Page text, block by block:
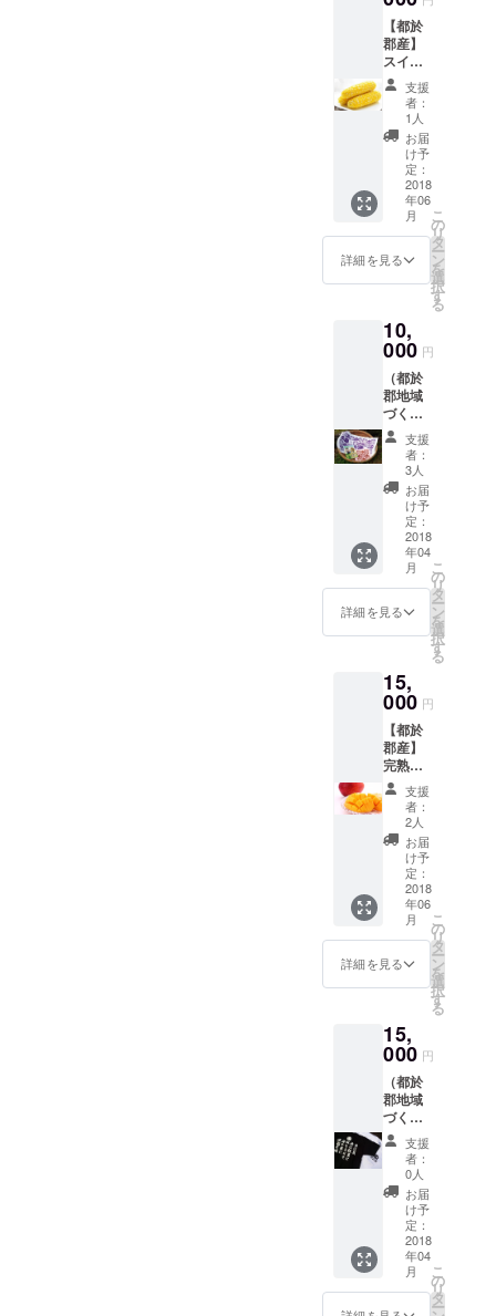
満所没
後400年
記念」
の事業
の一環
で、製
作され
た献上
品15品
目の一
つとし
て選ば
れ、
ローマ
法王に
（新米
になり
ますの
で8月発
送にな
りま
す） 都
於郡の
歴史と
文化が
つまっ
たガイ
ドブッ
ク 1冊
PDFマ
ンガは
スマ
見るこ
とがで
きま
す。 ※
基本は
支援し
ていた
だいた
方には
お名前
の記載
をさせ
ていた
だきま
すが、
報の都
合によ
くない
方はご
連絡く
ださ
い。
【都於
郡産】
スイー
トコー
ン ２
Ｌサイ
ズ １
箱 （※
季節商
品にな
るため5
月〜6月
中旬の
発送に
なりま
す） 都
歴史と
文化が
つまっ
たガイ
ドブッ
ク 1冊
PDFマ
ンガは
スマ
ホ・パ
ソコン
などで
見るこ
とがで
きま
す。 ※
基本は
方には
お名前
の記載
をさせ
ていた
だきま
すが、
個人情
報の都
合によ
り載せ
て欲し
くない
方はご
連絡く
ださ
い。
支援
者：
1人
お届
け予
定：
2018
年06
月
詳細を見る
こ
の
リ
タ
ー
ン
を
選
択
す
る
10,
000 円
（都於
郡地域
づくり
協議会
オリジ
ナル）
伊東家
家紋入
りハン
カチタ
オル
20×20
（綿
100％）
1枚 伊
東家家
タオル
34×84
（綿
100％）
１枚 都
於郡の
歴史と
文化が
つまっ
たガイ
ドブッ
ク 1冊
PDFマ
ンガに
つきま
しては
スマ
る事が
できま
す。 ※
基本は
支援し
ていた
だいた
方には
お名前
の記載
をさせ
ていた
だきま
すが、
個人情
報の都
支援
者：
3人
お届
け予
定：
2018
年04
月
詳細を見る
こ
の
リ
タ
ー
ン
を
選
択
す
る
15,
000 円
【都於
郡産】
完熟マ
ン
ゴー
２玉
（※季節
商品に
なるた
め4月下
旬〜6月
中旬の
発送に
なりま
す） 都
於郡の
文化が
つまっ
たガイ
ドブッ
ク 1冊
PDFマ
ンガに
つきま
しては
スマ
ホ・パ
ソコン
等で見
る事が
できま
す。 ※
支援
者：
2人
お届
け予
定：
2018
年06
月
詳細を見る
こ
の
リ
タ
ー
ン
を
選
択
す
る
15,
000 円
（都於
郡地域
づくり
協議会
オリジ
ナル）
都於郡T
シャツ
（黒or
白） 1
袋（サ
イズは
フリー
サイ
支援
者：
0人
お届
け予
定：
2018
年04
月
こ
の
リ
タ
ー